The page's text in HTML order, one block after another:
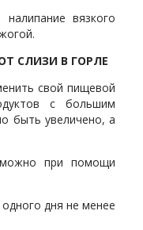
вязкого
СЛИЗИ В ГОРЛЕ
свой пищевой
с большим
быть увеличено, а
можно при помощи
дня не менее